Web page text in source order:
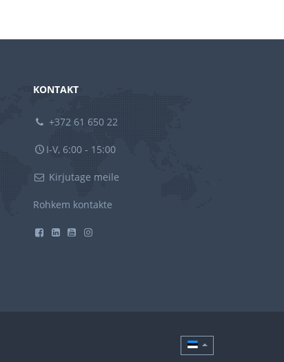
KONTAKT
+372 61 650 22
I-V, 6:00 - 15:00
Kirjutage meile
Rohkem kontakte